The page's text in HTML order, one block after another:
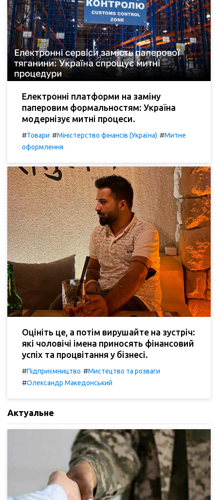
Електронні платформи на заміну
паперовим формальностям: Україна
модернізує митні процеси.
#Товари #Міністерство фінансів (Україна) #Митне
оформлення
Оцініть це, а потім вирушайте на зустріч:
які чоловічі імена приносять фінансовий
успіх та процвітання у бізнесі.
#Підприємництво #Мистецтво та розваги
#Олександр Македонський
Актуальне